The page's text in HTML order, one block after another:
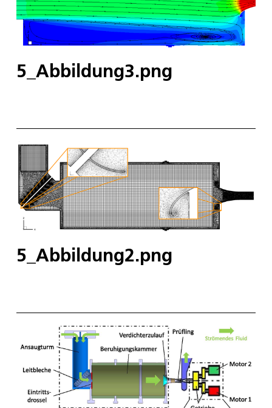
5_Abbildung3.png
5_Abbildung2.png